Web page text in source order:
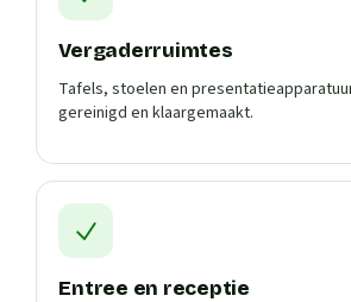
Vergaderruimtes
Tafels, stoelen en
gereinigd en klaargemaakt.
Entree en receptie